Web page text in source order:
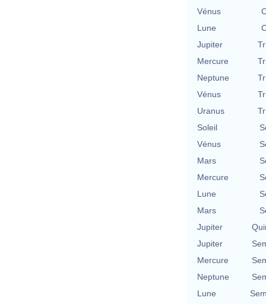
Vénus
Lune
Jupiter
Mercure
Neptune
Vénus
Uranus
Soleil
Vénus
Mars
Mercure
Lune
Mars
Jupiter
Jupiter
Mercure
Neptune
Lune